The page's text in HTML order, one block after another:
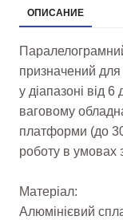
ОПИСАНИЕ
призначений
у діапазоні від 6
ваговому
платформи (до
роботу в умовах
Матеріал:
Алюмінієвий